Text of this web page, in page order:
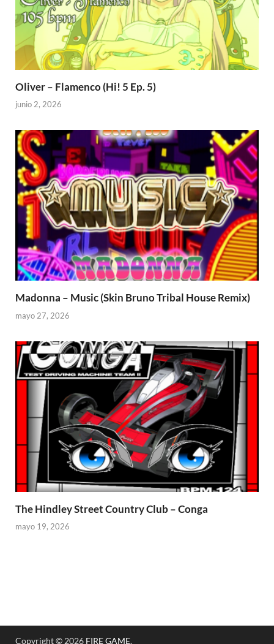
Oliver – Flamenco (Hi! 5 Ep. 5)
junio 2, 2026
Madonna – Music (Skin Bruno Tribal House Remix)
mayo 27, 2026
The Hindley Street Country Club – Conga
mayo 19, 2026
Copyright © 2026 FIRE GAME.